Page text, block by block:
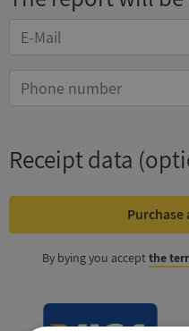
Receipt data
By bying you acceptthe